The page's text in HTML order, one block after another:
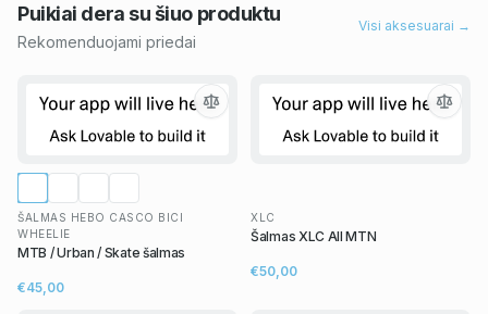
Puikiai dera su šiuo produktu
Rekomenduojami priedai
Visi aksesuarai →
ŠALMAS HEBO CASCO BICI
WHEELIE
MTB / Urban / Skate šalmas
€45,00
XLC
Šalmas XLC All MTN
€50,00